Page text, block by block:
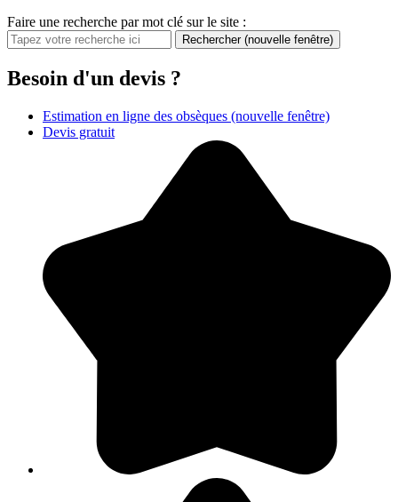
Faire une recherche par mot clé sur le site :
Rechercher (nouvelle fenêtre)
Besoin d'un devis ?
Estimation en ligne des obsèques (nouvelle fenêtre)
Devis gratuit